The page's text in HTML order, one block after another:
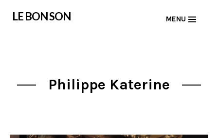
LE BON SON MENU
Philippe Katerine